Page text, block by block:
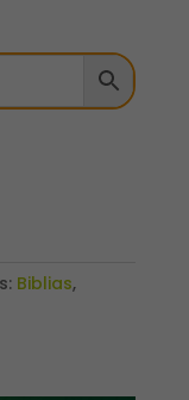
Biblias,